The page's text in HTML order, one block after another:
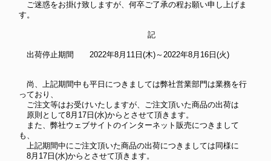
ご迷惑をお掛け致しますが、何卒ご了承の程お願い申し上げま
す。
記
出荷停止期間 2022年8月11日(木)～2022年8月16日(火)
尚、上記期間中も平日につきましては弊社営業部門は業務を行
っており、
ご注文等はお受けいたしますが、ご注文頂いた商品の出荷は
原則として8月17日(水)からとさせて頂きます。
また、弊社ウェブサイトのインターネット販売につきまして
も、
上記期間中にご注文頂いた商品の出荷につきましては同様に
8月17日(水)からとさせて頂きます。